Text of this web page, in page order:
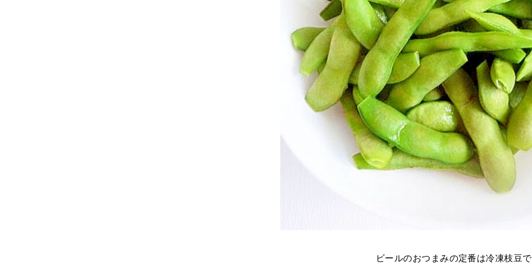
ビールのおつまみの定番は冷凍枝豆